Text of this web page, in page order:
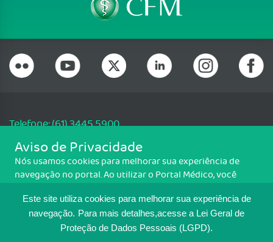
Este site utiliza cookies para melhorar sua experiência de
navegação. Para mais detalhes,acesse a Lei Geral de
Proteção de Dados Pessoais (LGPD).
Telefone: (61) 3445 5900
Email: cfm@portalmedico.org.br
SGAS 616, Conjunto D, Lote 115, L2 Sul, Brasília/DF - CEP: 70200-760 -
CNPJ: 33.583.550/0001-30
MAPA DO SITE
Aviso de Privacidade
Nós usamos cookies para melhorar sua experiência de
navegação no portal. Ao utilizar o Portal Médico, você
Para ter mais informações sobre como isso é feito, acesse
Política de cookies. Se você concorda, clique em ACEITO.